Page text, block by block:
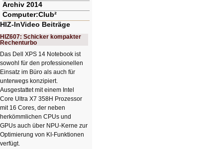
Archiv 2014
Computer:Club²
HIZ-InVideo Beiträge
HIZ607: Schicker kompakter
Rechenturbo
Das Dell XPS 14 Notebook ist
sowohl für den professionellen
Einsatz im Büro als auch für
unterwegs konzipiert.
Ausgestattet mit einem Intel
Core Ultra X7 358H Prozessor
mit 16 Cores, der neben
herkömmlichen CPUs und
GPUs auch über NPU-Kerne zur
Optimierung von KI-Funktionen
verfügt.